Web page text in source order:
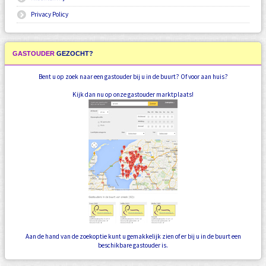
Privacy Policy
GASTOUDER GEZOCHT?
Bent u op zoek naar een gastouder bij u in de buurt? Of voor aan huis?
Kijk dan nu op onze gastouder marktplaats!
Aan de hand van de zoekoptie kunt u gemakkelijk zien of er bij u in de buurt een
beschikbare gastouder is.